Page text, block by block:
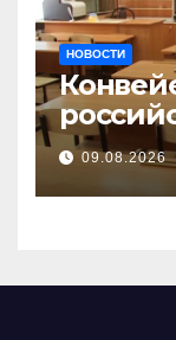
НОВОСТИ
09.08.2026